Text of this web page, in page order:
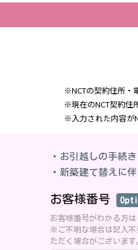
※NCTの契約住所・
※現在のNCT契約住
※入力された内容が